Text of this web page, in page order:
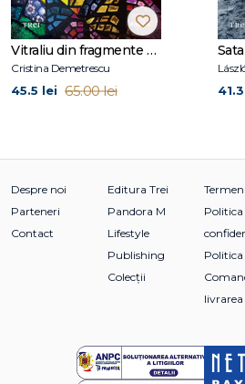
Vitraliu din fragmente de fantomă
Cristina Demetrescu
45.5 lei 65.00 lei
Despre noi
Parteneri
Contact
Editura Trei
Pandora M
Lifestyle
Publishing
Colecții
Politica
Politica
livrarea